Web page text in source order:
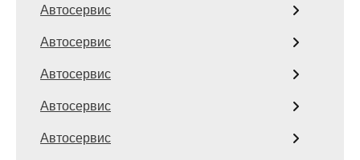
Автосервис
Автосервис
Автосервис
Автосервис
Автосервис